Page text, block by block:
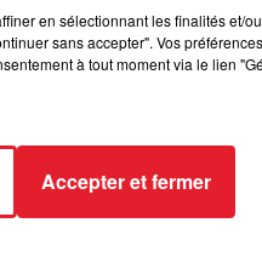
officielle. Cette décision
Giulia continuaient
l'ex-Première dame
de multiples tentatives
exprimé son inquiétude
gains.
négatifs sur les réseaux
en sélectionnant les finalités et/
sans accepter". Vos
à tout moment via le lien
Accepter et fermer